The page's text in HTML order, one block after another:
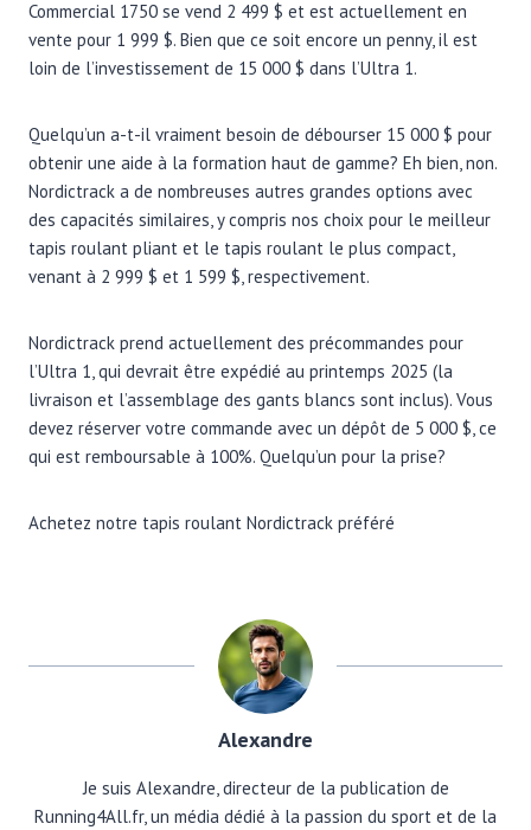
Commercial 1750 se vend 2 499 $ et est actuellement en
vente pour 1 999 $. Bien que ce soit encore un penny, il est
loin de l’investissement de 15 000 $ dans l’Ultra 1.
Quelqu’un a-t-il vraiment besoin de débourser 15 000 $ pour
obtenir une aide à la formation haut de gamme? Eh bien, non.
Nordictrack a de nombreuses autres grandes options avec
des capacités similaires, y compris nos choix pour le meilleur
tapis roulant pliant et le tapis roulant le plus compact,
venant à 2 999 $ et 1 599 $, respectivement.
Nordictrack prend actuellement des précommandes pour
l’Ultra 1, qui devrait être expédié au printemps 2025 (la
livraison et l’assemblage des gants blancs sont inclus). Vous
devez réserver votre commande avec un dépôt de 5 000 $, ce
qui est remboursable à 100%. Quelqu’un pour la prise?
Achetez notre tapis roulant Nordictrack préféré
Alexandre
Je suis Alexandre, directeur de la publication de
Running4All.fr, un média dédié à la passion du sport et de la